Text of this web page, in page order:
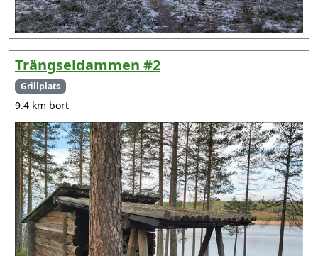
Trängseldammen #2
Grillplats
9.4 km bort